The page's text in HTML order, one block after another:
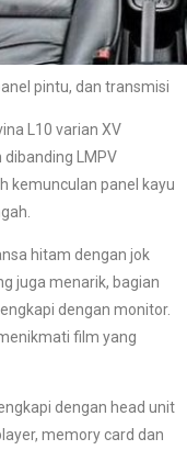
pintu, dan transmisi
L10 varian XV
LMPV
kemunculan panel kayu
hitam dengan jok
juga menarik, bagian
dengan monitor.
film yang
dengan head unit
memory card dan